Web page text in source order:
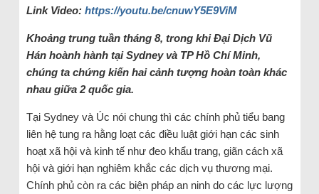
Link Video: https://youtu.be/cnuwY5E9ViM
Khoảng trung tuần tháng 8, trong khi Đại Dịch Vũ
Hán hoành hành tại Sydney và TP Hồ Chí Minh,
chúng ta chứng kiến hai cảnh tượng hoàn toàn khác
nhau giữa 2 quốc gia.
Tại Sydney và Úc nói chung thì các chính phủ tiểu bang
liên hệ tung ra hằng loạt các điều luật giới hạn các sinh
hoạt xã hội và kinh tế như đeo khẩu trang, giãn cách xã
hội và giới hạn nghiêm khắc các dịch vụ thương mại.
Chính phủ còn ra các biện pháp an ninh do các lực lượng